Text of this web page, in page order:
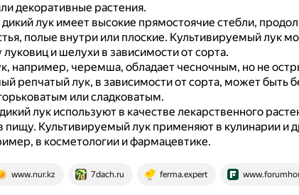
декоративные растения.
дикий лук имеет высокие прямостоячие стебли,
полые внутри или плоские. Культивируемый лук
и шелухи в зависимости от сорта.
например, черемша, обладает чесночным, но не
репчатый лук, в зависимости от сорта, может быть
или сладковатым.
лук используют в качестве лекарственного
пищу. Культивируемый лук применяют в кулинарии и
в косметологии и фармацевтике.
www.nur.kz 7dach.ru ferma.expert